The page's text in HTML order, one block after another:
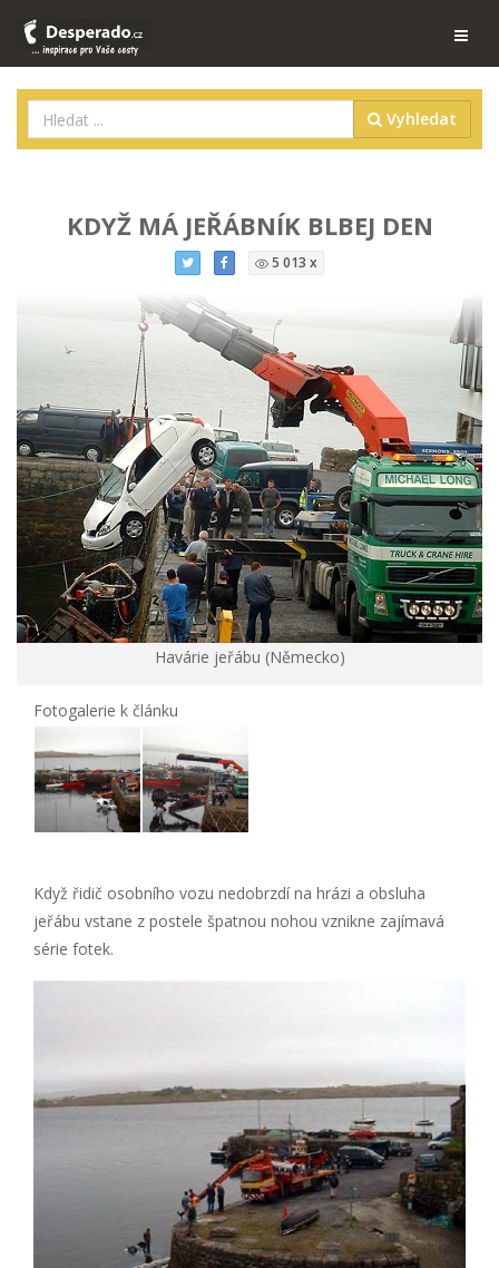
Vyhledat
KDYŽ MÁ JEŘÁBNÍK BLBEJ DEN
5 013 x
Havárie jeřábu (Německo)
Fotogalerie k článku
Když řidič osobního vozu nedobrzdí na hrázi a obsluha
jeřábu vstane z postele špatnou nohou vznikne zajímavá
série fotek.